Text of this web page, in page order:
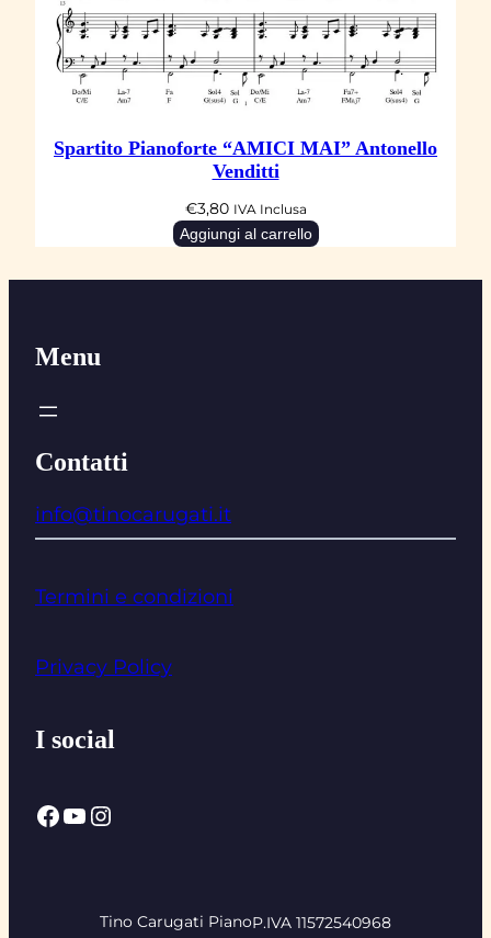
Spartito Pianoforte “AMICI MAI” Antonello
Venditti
€3,80 IVA Inclusa
Aggiungi al carrello
Menu
Contatti
info@tinocarugati.it
Termini e condizioni
Privacy Policy
I social
Facebook YouTube Instagram
Tino Carugati PianoP.IVA 11572540968